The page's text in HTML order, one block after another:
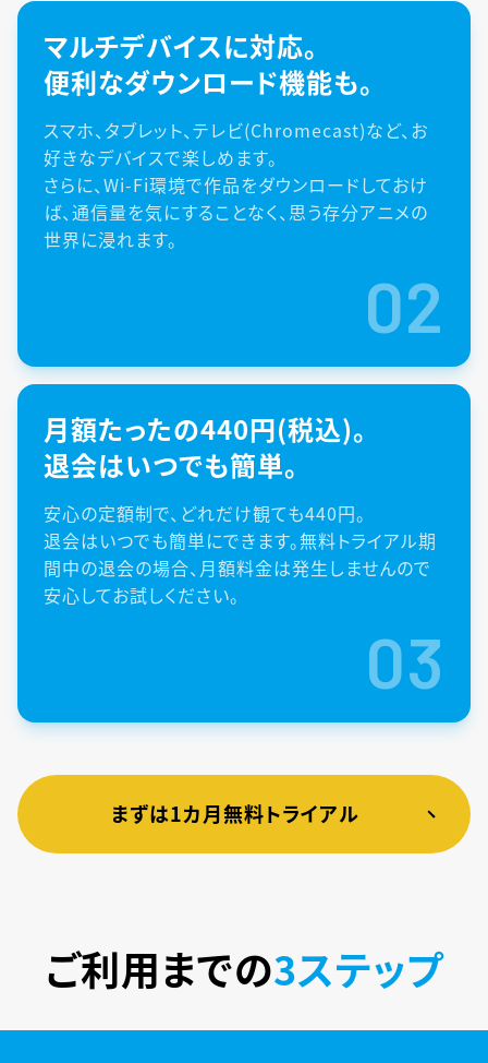
マルチデバイスに対応。
便利なダウンロード機能も。
スマホ、タブレット、テレビ(Chromecast)など、お
好きなデバイスで楽しめます。
さらに、Wi-Fi環境で作品をダウンロードしておけ
ば、通信量を気にすることなく、思う存分アニメの
世界に浸れます。
02
月額たったの440円(税込)。
退会はいつでも簡単。
安心の定額制で、どれだけ観ても440円。
退会はいつでも簡単にできます。無料トライアル期
間中の退会の場合、月額料金は発生しませんので
安心してお試しください。
03
まずは1カ月無料トライアル
ご利用までの3ステップ